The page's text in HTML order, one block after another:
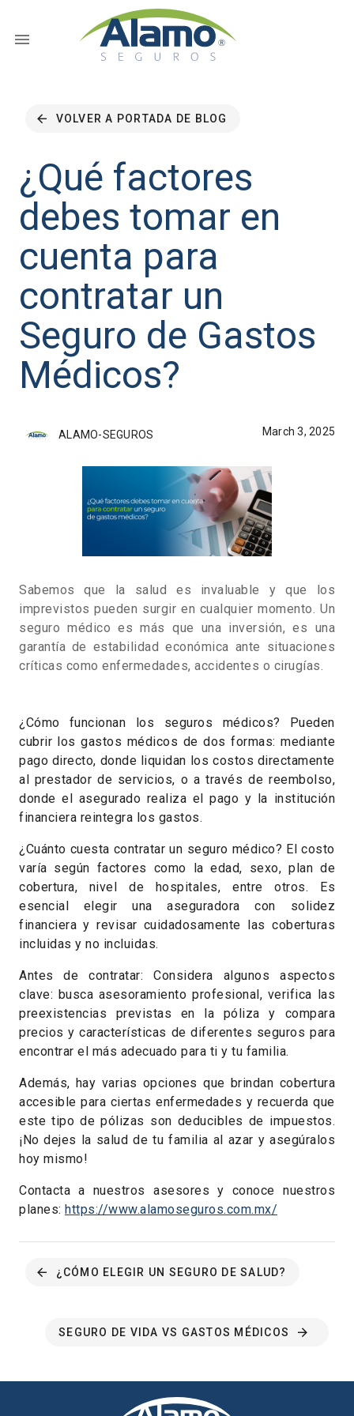
VOLVER A PORTADA DE BLOG
¿Qué factores
debes tomar en
cuenta para
contratar un
Seguro de Gastos
Médicos?
ALAMO-SEGUROS March 3, 2025
Sabemos que la salud es invaluable y que los
imprevistos pueden surgir en cualquier momento. Un
seguro médico es más que una inversión, es una
garantía de estabilidad económica ante situaciones
críticas como enfermedades, accidentes o cirugías.
¿Cómo funcionan los seguros médicos? Pueden
cubrir los gastos médicos de dos formas: mediante
pago directo, donde liquidan los costos directamente
al prestador de servicios, o a través de reembolso,
donde el asegurado realiza el pago y la institución
financiera reintegra los gastos.
¿Cuánto cuesta contratar un seguro médico? El costo
varía según factores como la edad, sexo, plan de
cobertura, nivel de hospitales, entre otros. Es
esencial elegir una aseguradora con solidez
financiera y revisar cuidadosamente las coberturas
incluidas y no incluidas.
Antes de contratar: Considera algunos aspectos
clave: busca asesoramiento profesional, verifica las
preexistencias previstas en la póliza y compara
precios y características de diferentes seguros para
encontrar el más adecuado para ti y tu familia.
Además, hay varias opciones que brindan cobertura
accesible para ciertas enfermedades y recuerda que
este tipo de pólizas son deducibles de impuestos.
¡No dejes la salud de tu familia al azar y asegúralos
hoy mismo!
Contacta a nuestros asesores y conoce nuestros
planes: https://www.alamoseguros.com.mx/
¿CÓMO ELEGIR UN SEGURO DE SALUD?
SEGURO DE VIDA VS GASTOS MÉDICOS